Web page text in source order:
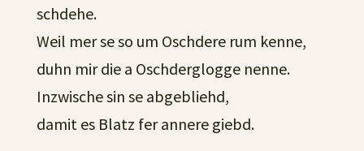
schdehe.
Weil mer se so um Oschdere rum kenne,
duhn mir die a Oschderglogge nenne.
Inzwische sin se abgebliehd,
damit es Blatz fer annere giebd.